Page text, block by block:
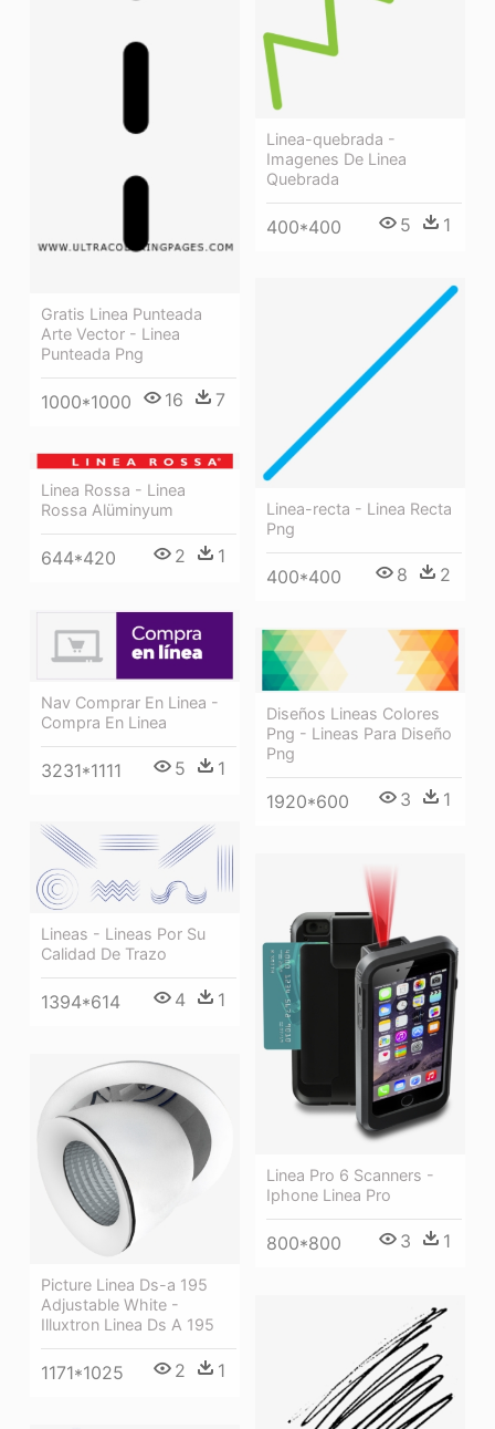
Gratis Linea Punteada
Arte Vector - Linea
Punteada Png
1000*1000 16 7
Linea-quebrada -
Imagenes De Linea
Quebrada
400*400 5 1
Linea-recta - Linea Recta
Png
400*400 8 2
Linea Rossa - Linea
Rossa Alüminyum
644*420 2 1
Nav Comprar En Linea -
Compra En Linea
3231*1111 5 1
Diseños Lineas Colores
Png - Lineas Para Diseño
Png
1920*600 3 1
Lineas - Lineas Por Su
Calidad De Trazo
1394*614 4 1
Linea Pro 6 Scanners -
Iphone Linea Pro
800*800 3 1
Picture Linea Ds-a 195
Adjustable White -
Illuxtron Linea Ds A 195
1171*1025 2 1